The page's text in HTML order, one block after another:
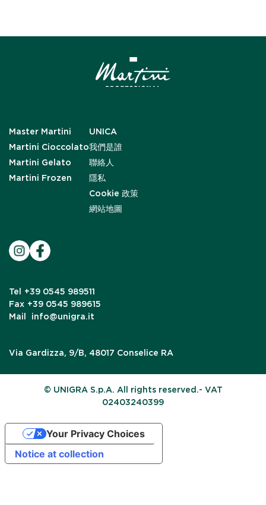
Master Martini
Martini Cioccolato
Martini Gelato
Martini Frozen
UNICA
我們是誰
聯絡人
隱私
Cookie 政策
網站地圖
Tel
+39 0545 989511
Fax +39 0545 989615
Mail
info@unigra.it
Via Gardizza, 9/B, 48017 Conselice RA
© UNIGRA S.p.A. All rights reserved.- VAT
02403240399
Notice at collection
Your Privacy Choices